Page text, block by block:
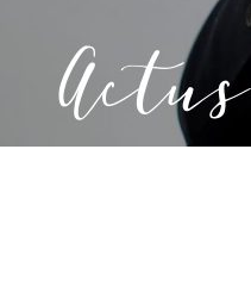
Actus